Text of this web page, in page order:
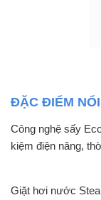
ĐẶC ĐIỂM
Công nghệ sấy
kiệm điện năng,
Giặt hơi nước